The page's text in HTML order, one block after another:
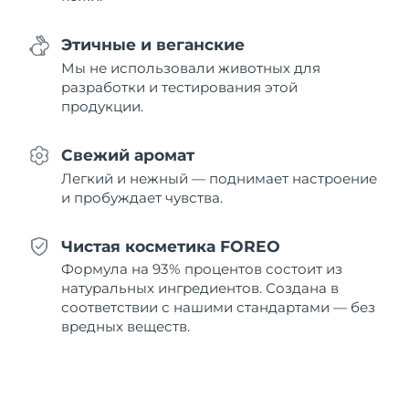
Этичные и веганские
Мы не использовали животных для
разработки и тестирования этой
продукции.
Свежий аромат
Легкий и нежный — поднимает настроение
и пробуждает чувства.
Чистая косметика FOREO
Формула на 93% процентов состоит из
натуральных ингредиентов. Создана в
соответствии с нашими стандартами — без
вредных веществ.
Нидерланды
Ожидаемая дата доставки
Новая Зеландия
Норвегия
Филиппины
8/13/26
Польша
Ожидаемая дата доставки